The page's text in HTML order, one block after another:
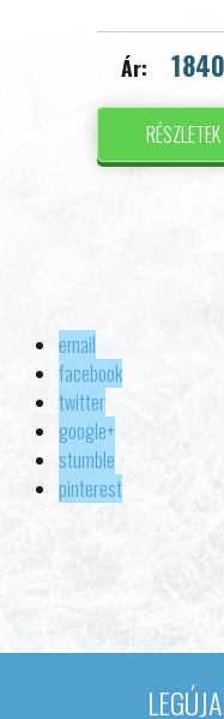
Ár:
RÉSZLETEK
email
facebook
twitter
google+
stumble
pinterest